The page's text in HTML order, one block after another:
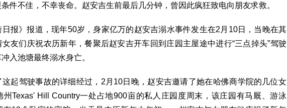
件不佳，不幸丧命。赵安吉生前最后几分钟，曾因此疯狂致电向朋友求救。
》报道，现年50岁，身家亿万的赵安吉溺水事件发生在2月10日，当晚在其
友们庆祝农历新年，餐聚后赵安吉开车回到庄园主屋途中进行“三点掉头”驾驶
入池塘最终溺水身亡。
驾驶事故的详细经过，2月10日晚，赵安吉邀请了她在哈佛商学院的几位女
州Texas' Hill Country一处占地900亩的私人庄园度周末，该庄园有马厩、游泳